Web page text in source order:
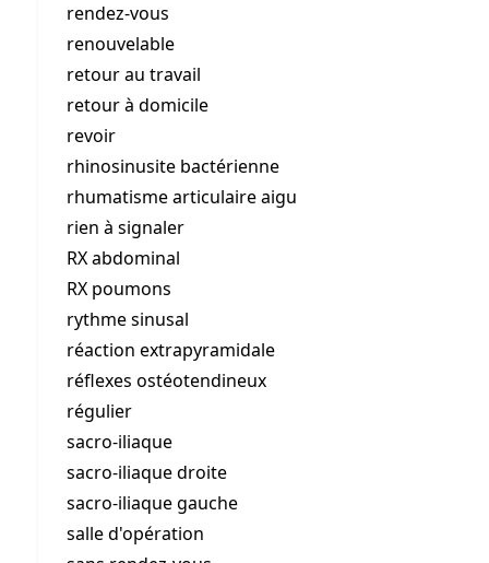
rendez-vous
renouvelable
retour au travail
retour à domicile
revoir
rhinosinusite bactérienne
rhumatisme articulaire aigu
rien à signaler
RX abdominal
RX poumons
rythme sinusal
réaction extrapyramidale
réflexes ostéotendineux
régulier
sacro-iliaque
sacro-iliaque droite
sacro-iliaque gauche
salle d'opération